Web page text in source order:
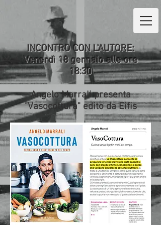
INCONTRO CON L'AUTORE:
Venerdì 18 gennaio alle ore
18:30
Angelo Marrali presenta
"Vasocottura" edito da Eifis